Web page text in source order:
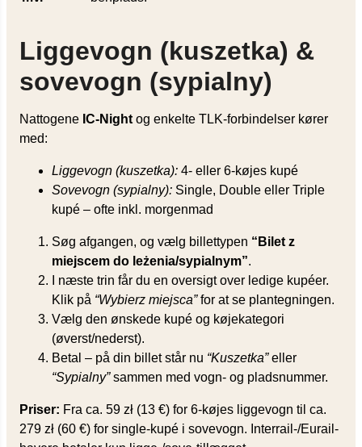
Liggevogn (kuszetka) &
sovevogn (sypialny)
Nattogene IC-Nightog enkelte TLK-forbindelser kører
med:
Liggevogn (kuszetka): 4- eller 6-køjes kupé
Sovevogn (sypialny): Single, Double eller Triple
kupé – ofte inkl. morgenmad
Søg afgangen, og vælg billettypen “Bilet z
miejscem do leżenia/sypialnym”.
I næste trin får du en oversigt over ledige kupéer.
Klik på “Wybierz miejsca”for at se plantegningen.
Vælg den ønskede kupé og køjekategori
(øverst/nederst).
Betal – på din billet står nu “Kuszetka”eller
“Sypialny”sammen med vogn- og pladsnummer.
Priser: Fra ca. 59 zł (13 €) for 6-køjes liggevogn til ca.
279 zł (60 €) for single-kupé i sovevogn. Interrail-/Eurail-